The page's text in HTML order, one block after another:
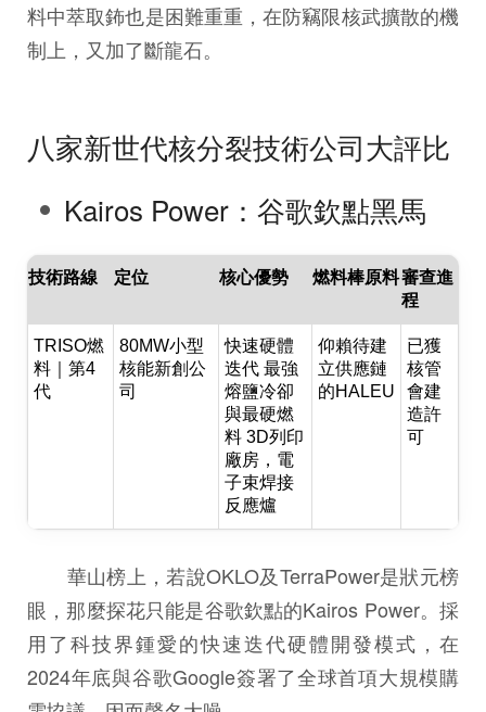
料中萃取鈽也是困難重重，在防竊限核武擴散的機
制上，又加了斷龍石。
八家新世代核分裂技術公司大評比
Kairos Power：谷歌欽點黑馬
技術路線 定位 核心優勢 燃料棒原料審查進
程
TRISO燃
料｜第4
代
80MW小型
核能新創公
司
快速硬體
迭代 最強
熔鹽冷卻
與最硬燃
料 3D列印
廠房，電
子束焊接
反應爐
仰賴待建
立供應鏈
的HALEU
已獲
核管
會建
造許
可
華山榜上，若說OKLO及TerraPower是狀元榜
眼，那麼探花只能是谷歌欽點的Kairos Power。採
用了科技界鍾愛的快速迭代硬體開發模式，在
2024年底與谷歌Google簽署了全球首項大規模購